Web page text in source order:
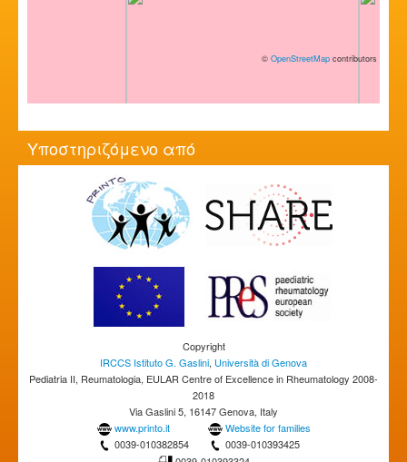
© OpenStreetMap contributors
Υποστηριζόμενο από
Copyright
IRCCS Istituto G. Gaslini, Università di Genova
Pediatria II, Reumatologia, EULAR Centre of Excellence in Rheumatology 2008-
2018
Via Gaslini 5, 16147 Genova, Italy
www.printo.it
Website for families
0039-010382854
0039-010393425